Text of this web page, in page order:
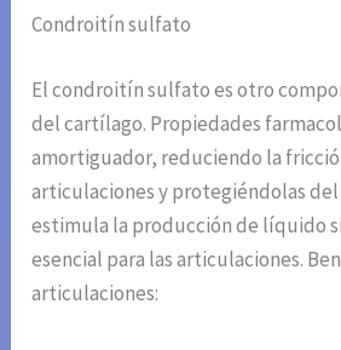
Condroitín sulfato
El condroitín sulfato es otro
del cartílago. Propiedades
amortiguador, reduciendo la
articulaciones y protegiéndolas del
estimula la producción de líquido
esencial para las articulaciones.
articulaciones: